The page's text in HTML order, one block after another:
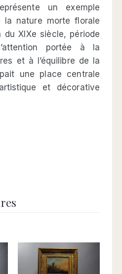
un exemple
la nature morte florale
XIXe siècle, période
portée à la
et à l’équilibre de la
une place centrale
et décorative